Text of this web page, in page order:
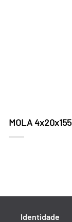
MOLA 4x20x155
Identidade